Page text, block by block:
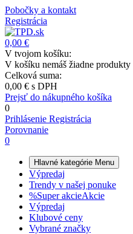
Pobočky a kontakt
Registrácia
0,00 €
V tvojom košíku:
V košíku nemáš žiadne produkty
Celková suma:
0,00 € s DPH
Prejsť do nákupného košíka
0
Prihlásenie Registrácia
Porovnanie
0
Hlavné kategórie Menu
Výpredaj
Trendy v našej ponuke
%Super akcieAkcie
Výpredaj
Klubové ceny
Vybrané značky